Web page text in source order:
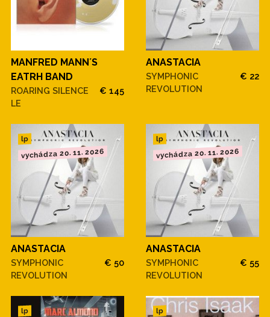
MANFRED MANN´S
EATRH BAND
ROARING SILENCE
LE
€ 145
ANASTACIA
SYMPHONIC
REVOLUTION
€ 22
lp
vychádza 20. 11. 2026
ANASTACIA
SYMPHONIC
REVOLUTION
€ 50
lp
vychádza 20. 11. 2026
ANASTACIA
SYMPHONIC
REVOLUTION
€ 55
lp lp